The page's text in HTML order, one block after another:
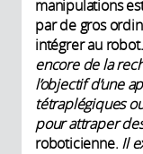
manipulations
par de gros
intégrer au robot.
encore de la
l’objectif d’une
tétraplégiques
pour attraper
roboticienne. Il